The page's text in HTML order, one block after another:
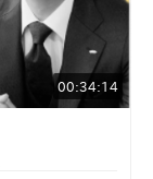
00:34:14